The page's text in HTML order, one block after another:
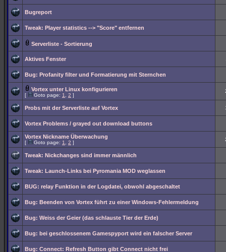
Bugreport
Tweak: Player statistics --> "Score" entfernen
Serverliste - Sortierung
Aktives Fenster
Bug: Profanity filter und Formatierung mit Sternchen
Vortex unter Linux konfigurieren
[ Goto page: 1 2 ]
Probs mit der Serverliste auf Vortex
Vortex Problems / grayed out download buttons
Vortex Nickname Überwachung
[ Goto page: 1 2 ]
Tweak: Nickchanges sind immer männlich
Tweak: Launch-Links bei Pyromania MOD weglassen
BUG: relay Funktion in der Logdatei, obwohl abgeschaltet
Bug: Beenden von Vortex führt zu einer Windows-Fehlermeldung
Bug: Weiss der Geier (das schlauste Tier der Erde)
Bug: bei geschlossenem Gamespyport wird ein falscher Server
Bug: Connect: Refresh Button gibt Connect nicht frei